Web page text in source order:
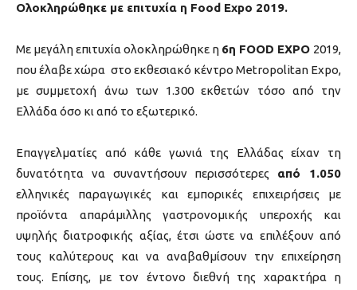
Ολοκληρώθηκε με επιτυχία η Food Expo 2019.
Με μεγάλη επιτυχία ολοκληρώθηκε η 6η FOOD EXPO 2019,
που έλαβε χώρα στο εκθεσιακό κέντρο Μetropolitan Expo,
με συμμετοχή άνω των 1.300 εκθετών τόσο από την
Ελλάδα όσο κι από το εξωτερικό.
Επαγγελματίες από κάθε γωνιά της Ελλάδας είχαν τη
δυνατότητα να συναντήσουν περισσότερες από 1.050
ελληνικές παραγωγικές και εμπορικές επιχειρήσεις με
προϊόντα απαράμιλλης γαστρονομικής υπεροχής και
υψηλής διατροφικής αξίας, έτσι ώστε να επιλέξουν από
τους καλύτερους και να αναβαθμίσουν την επιχείρηση
τους. Επίσης, με τον έντονο διεθνή της χαρακτήρα η